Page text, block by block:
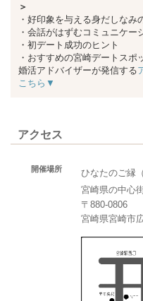
＞
・好印象を与える身だしなみ
・会話がはずむコミュニケー
・初デート成功のヒント
・おすすめの宮崎デートスポ
婚活アドバイザーが発信する
こちら▼
アクセス
開催場所
ひなたのご縁
宮崎県の中心
〒880-0806
宮崎県宮崎市